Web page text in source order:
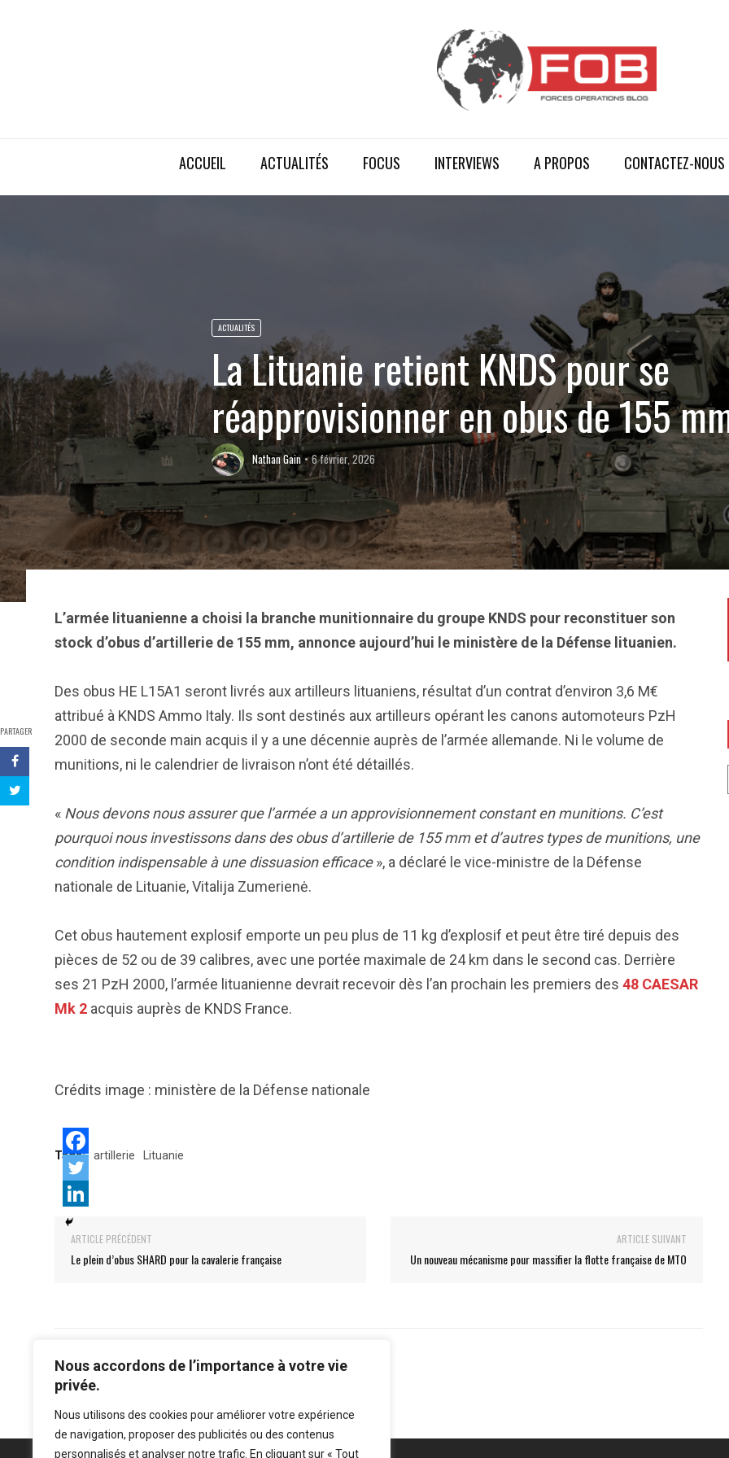
Nous accordons de l’importance à votre vie
privée.
Nous utilisons des cookies pour améliorer votre expérience
de navigation, proposer des publicités ou des contenus
personnalisés et analyser notre trafic. En cliquant sur « Tout
ACCUEIL ACTUALITÉS FOCUS INTERVIEWS A PROPOS CONTACTEZ-NOUS
ACTUALITÉS
La Lituanie retient KNDS pour se
réapprovisionner en obus de 155
Nathan Gain 6 février, 2026
PARTAGER
L’armée lituanienne a choisi la branche munitionnaire du groupe KNDS pour reconstituer son
stock d’obus d’artillerie de 155 mm, annonce aujourd’hui le ministère de la Défense lituanien.
Des obus HE L15A1 seront livrés aux artilleurs lituaniens, résultat d’un contrat d’environ 3,6 M€
attribué à KNDS Ammo Italy. Ils sont destinés aux artilleurs opérant les canons automoteurs PzH
2000 de seconde main acquis il y a une décennie auprès de l’armée allemande. Ni le volume de
munitions, ni le calendrier de livraison n’ont été détaillés.
« Nous devons nous assurer que l’armée a un approvisionnement constant en munitions. C’est
pourquoi nous investissons dans des obus d’artillerie de 155 mm et d’autres types de munitions, une
condition indispensable à une dissuasion efficace», a déclaré le vice-ministre de la Défense
nationale de Lituanie, Vitalija Zumerienė.
Cet obus hautement explosif emporte un peu plus de 11 kg d’explosif et peut être tiré depuis des
pièces de 52 ou de 39 calibres, avec une portée maximale de 24 km dans le second cas. Derrière
ses 21 PzH 2000, l’armée lituanienne devrait recevoir dès l’an prochain les premiers des 48 CAESAR
Mk 2 acquis auprès de KNDS France.
Crédits image : ministère de la Défense nationale
Tags: artillerie Lituanie
ARTICLE PRÉCÉDENT
Le plein d’obus SHARD pour la cavalerie française
ARTICLE SUIVANT
Un nouveau mécanisme pour massifier la flotte française de MTO